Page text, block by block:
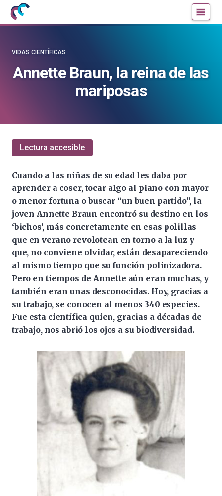
Mujeres
con
la
blog
la
Annette Braun, la reina de las
mariposas
VIDAS CIENTÍFICAS
Lectura accesible
Cuando a las niñas de su edad les daba por
aprender a coser, tocar algo al piano con mayor
o menor fortuna o buscar “un buen partido”, la
joven Annette Braun encontró su destino en los
‘bichos’, más concretamente en esas polillas
que en verano revolotean en torno a la luz y
que, no conviene olvidar, están desapareciendo
al mismo tiempo que su función polinizadora.
Pero en tiempos de Annette aún eran muchas, y
también eran unas desconocidas. Hoy, gracias a
su trabajo, se conocen al menos 340 especies.
Fue esta científica quien, gracias a décadas de
trabajo, nos abrió los ojos a su biodiversidad.